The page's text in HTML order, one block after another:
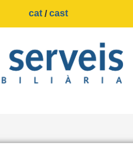
cat cast